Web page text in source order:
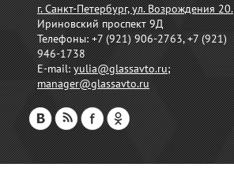
г. Санкт-Петербург, ул. Возрождения 20.
Ириновский проспект 9Д
Телефоны:+7 (921) 906-2763, +7 (921)
946-1738
E-mail:yulia@glassavto.ru;
manager@glassavto.ru